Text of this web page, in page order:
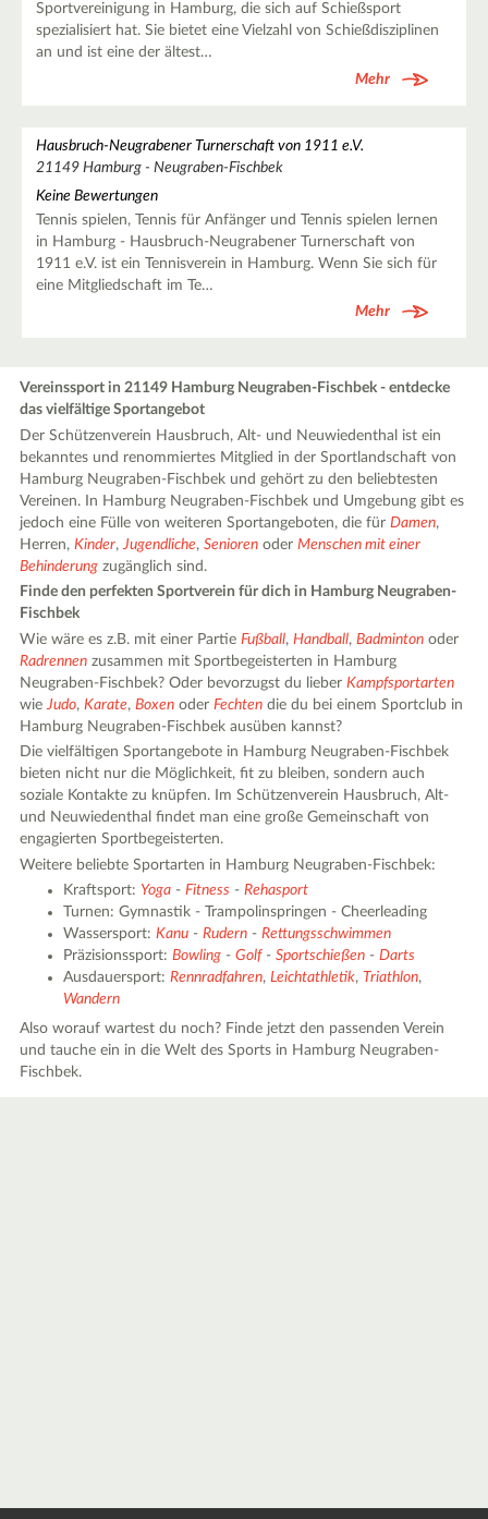
Sportvereinigung in Hamburg, die sich auf Schießsport
spezialisiert hat. Sie bietet eine Vielzahl von Schießdisziplinen
an und ist eine der ältest…
Mehr
Hausbruch-Neugrabener Turnerschaft von 1911 e.V.
21149 Hamburg - Neugraben-Fischbek
Keine Bewertungen
Tennis spielen, Tennis für Anfänger und Tennis spielen lernen
in Hamburg - Hausbruch-Neugrabener Turnerschaft von
1911 e.V. ist ein Tennisverein in Hamburg. Wenn Sie sich für
eine Mitgliedschaft im Te…
Mehr
Vereinssport in 21149 Hamburg Neugraben-Fischbek - entdecke
das vielfältige Sportangebot
Der Schützenverein Hausbruch, Alt- und Neuwiedenthal ist ein
bekanntes und renommiertes Mitglied in der Sportlandschaft von
Hamburg Neugraben-Fischbek und gehört zu den beliebtesten
Vereinen. In Hamburg Neugraben-Fischbek und Umgebung gibt es
jedoch eine Fülle von weiteren Sportangeboten, die fürDamen,
Herren,Kinder,Jugendliche,Senioren oderMenschen mit einer
Behinderung zugänglich sind.
Finde den perfekten Sportverein für dich in Hamburg Neugraben-
Fischbek
Wie wäre es z.B. mit einer PartieFußball,Handball,Badminton oder
Radrennen zusammen mit Sportbegeisterten in Hamburg
Neugraben-Fischbek? Oder bevorzugst du lieberKampfsportarten
wieJudo,Karate,Boxen oderFechten die du bei einem Sportclub in
Hamburg Neugraben-Fischbek ausüben kannst?
Die vielfältigen Sportangebote in Hamburg Neugraben-Fischbek
bieten nicht nur die Möglichkeit, fit zu bleiben, sondern auch
soziale Kontakte zu knüpfen. Im Schützenverein Hausbruch, Alt-
und Neuwiedenthal findet man eine große Gemeinschaft von
engagierten Sportbegeisterten.
Weitere beliebte Sportarten in Hamburg Neugraben-Fischbek:
Kraftsport: Yoga -Fitness -Rehasport
Turnen: Gymnastik - Trampolinspringen - Cheerleading
Wassersport:Kanu -Rudern -Rettungsschwimmen
Präzisionssport:Bowling -Golf-Sportschießen -Darts
Ausdauersport:Rennradfahren,Leichtathletik, Triathlon,
Wandern
Also worauf wartest du noch? Finde jetzt den passenden Verein
und tauche ein in die Welt des Sports in Hamburg Neugraben-
Fischbek.